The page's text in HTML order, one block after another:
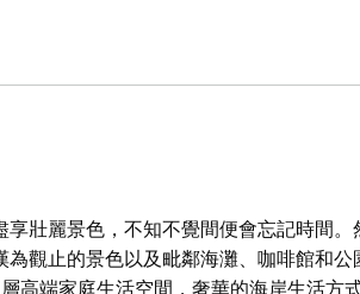
壯麗景色，不知不覺間便會忘記時間。
觀止的景色以及毗鄰海灘、咖啡館和公
端家庭生活空間，奢華的海岸生活方